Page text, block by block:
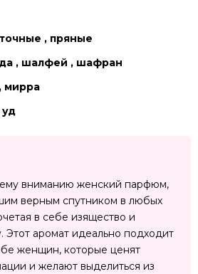
, пряные
, шалфей , шафран
мирра
уд
вниманию женский парфюм,
верным спутником в любых
в себе изящество и
Этот аромат идеально подходит
женщин, которые ценят
и желают выделиться из